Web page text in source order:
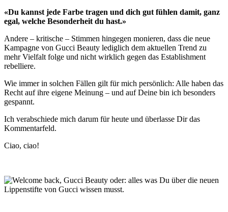
«Du kannst jede Farbe tragen und dich gut fühlen damit, ganz
egal, welche Besonderheit du hast.»
Andere – kritische – Stimmen hingegen monieren, dass die neue
Kampagne von Gucci Beauty lediglich dem aktuellen Trend zu
mehr Vielfalt folge und nicht wirklich gegen das Establishment
rebelliere.
Wie immer in solchen Fällen gilt für mich persönlich: Alle haben das
Recht auf ihre eigene Meinung – und auf Deine bin ich besonders
gespannt.
Ich verabschiede mich darum für heute und überlasse Dir das
Kommentarfeld.
Ciao, ciao!